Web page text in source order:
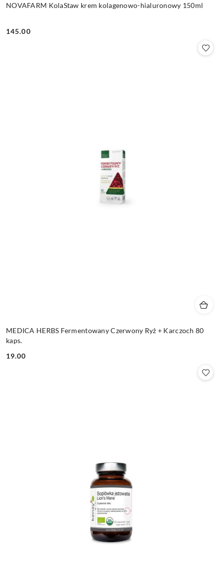
NOVAFARM KolaStaw krem kolagenowo-hialuronowy 150ml
Cena:
145.00
MEDICA HERBS Fermentowany Czerwony Ryż + Karczoch 80
kaps.
Cena:
19.00